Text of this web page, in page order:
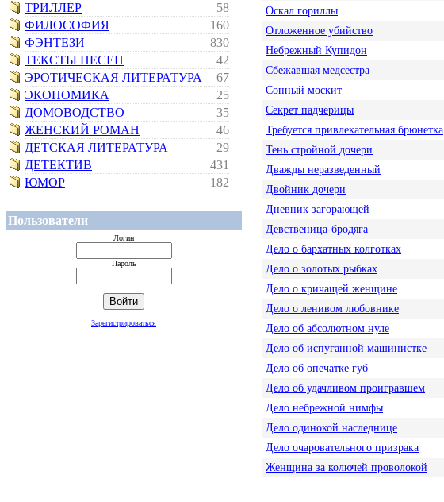
ТРИЛЛЕР
58
ФИЛОСОФИЯ
160
ФЭНТЕЗИ
830
ТЕКСТЫ ПЕСЕН
42
ЭРОТИЧЕСКАЯ ЛИТЕРАТУРА
67
ЭКОНОМИКА
25
ДОМОВОДСТВО
35
ЖЕНСКИЙ РОМАН
46
ДЕТСКАЯ ЛИТЕРАТУРА
29
ДЕТЕКТИВ
431
ЮМОР
182
Пользователи
Логин
Пароль
Зарегистрироваться
Оскал гориллы
Отложенное убийство
Небрежный Купидон
Сбежавшая медсестра
Сонный москит
Секрет падчерицы
Требуется привлекательная брюнетка
Тень стройной дочери
Дважды неразведенный
Двойник дочери
Дневник загорающей
Девственица-бродяга
Дело о бархатных колготках
Дело о золотых рыбках
Дело о кричащей женщине
Дело о ленивом любовнике
Дело об абсолютном нуле
Дело об испуганной машинистке
Дело об опечатке губ
Дело об удачливом проигравшем
Дело небрежной нимфы
Дело одинокой наследнице
Дело очаровательного призрака
Женщина за колючей проволокой